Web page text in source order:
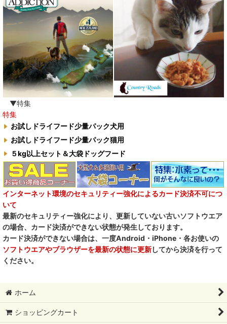
ロッカ ROKKA
ワイルドランド Wildes Land
わんぽうやく
ワフ WOOF
ナチュラル重曹 アイテム合同会社
水素シリーズ
臭わない袋BOS
自然流
M.Y Forest推奨品
フォルツァ10犬キャンペーン
一口笑 Ikkosho
デイリーディライト DAILY DELIGHT
PetO’CERA ペットセラ
▼特集
特集
お試しドライフード少量パック犬用
お試しドライフード少量パック猫用
５kg以上セット＆大袋ドッグフード
インターネット環境のセキュリティー強化によるカード決済不可につ
いて
最新のセキュリティー強化により、更新していない古いソフトウエア
の場合、カード決済ができない状態が発生しております。
カード決済ができない場合は、一度Android・iPhone・各お使いの
ソフトウエアやブラウザーを最新の状態に更新してから決済を行って
ください。
ホーム
ショッピングカート